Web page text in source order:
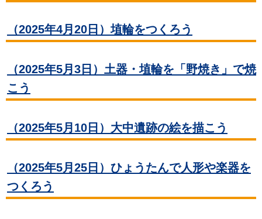
（2025年4月20日）埴輪をつくろう
（2025年5月3日）土器・埴輪を「野焼き」で焼
こう
（2025年5月10日）大中遺跡の絵を描こう
（2025年5月25日）ひょうたんで人形や楽器を
つくろう